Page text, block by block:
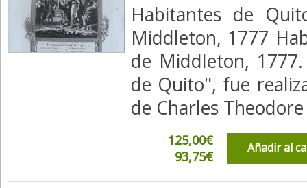
Habitantes de
Middleton, 1777
de Middleton,
de Quito", fue
de Charles
125,00€
93,75€
Añadir al